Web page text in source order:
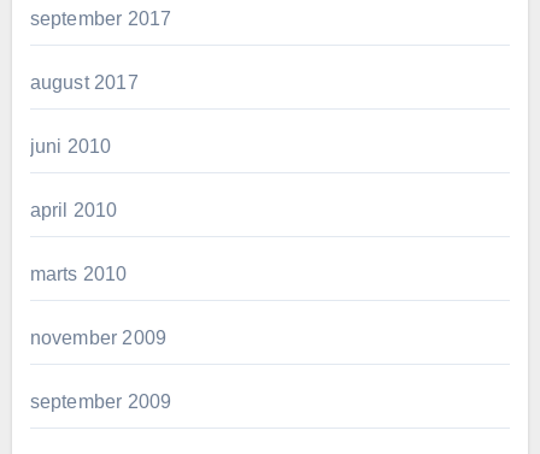
september 2017
august 2017
juni 2010
april 2010
marts 2010
november 2009
september 2009